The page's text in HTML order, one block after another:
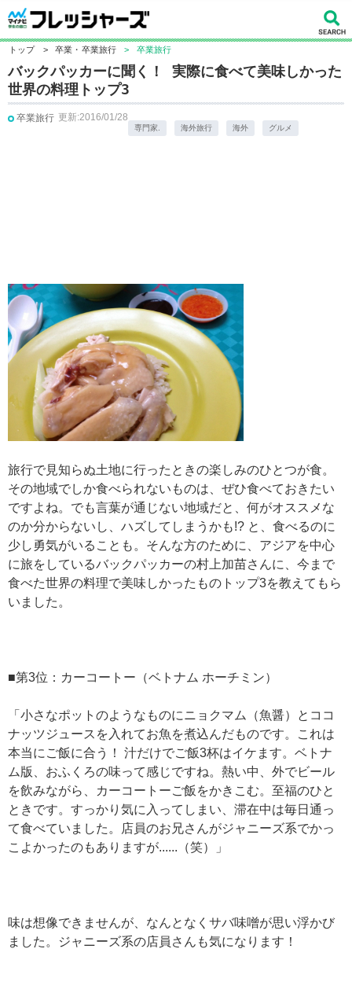
トップ > 卒業・卒業旅行 > 卒業旅行
バックパッカーに聞く！ 実際に食べて美味しかった
世界の料理トップ3
卒業旅行 更新:2016/01/28
専門家. 海外旅行 海外 グルメ
旅行で見知らぬ土地に行ったときの楽しみのひとつが食。
その地域でしか食べられないものは、ぜひ食べておきたい
ですよね。でも言葉が通じない地域だと、何がオススメな
のか分からないし、ハズしてしまうかも!? と、食べるのに
少し勇気がいることも。そんな方のために、アジアを中心
に旅をしているバックパッカーの村上加苗さんに、今まで
食べた世界の料理で美味しかったものトップ3を教えてもら
いました。
■第3位：カーコートー（ベトナム ホーチミン）
「小さなポットのようなものにニョクマム（魚醤）とココ
ナッツジュースを入れてお魚を煮込んだものです。これは
本当にご飯に合う！ 汁だけでご飯3杯はイケます。ベトナ
ム版、おふくろの味って感じですね。熱い中、外でビール
を飲みながら、カーコートーご飯をかきこむ。至福のひと
ときです。すっかり気に入ってしまい、滞在中は毎日通っ
て食べていました。店員のお兄さんがジャニーズ系でかっ
こよかったのもありますが......（笑）」
味は想像できませんが、なんとなくサバ味噌が思い浮かび
ました。ジャニーズ系の店員さんも気になります！